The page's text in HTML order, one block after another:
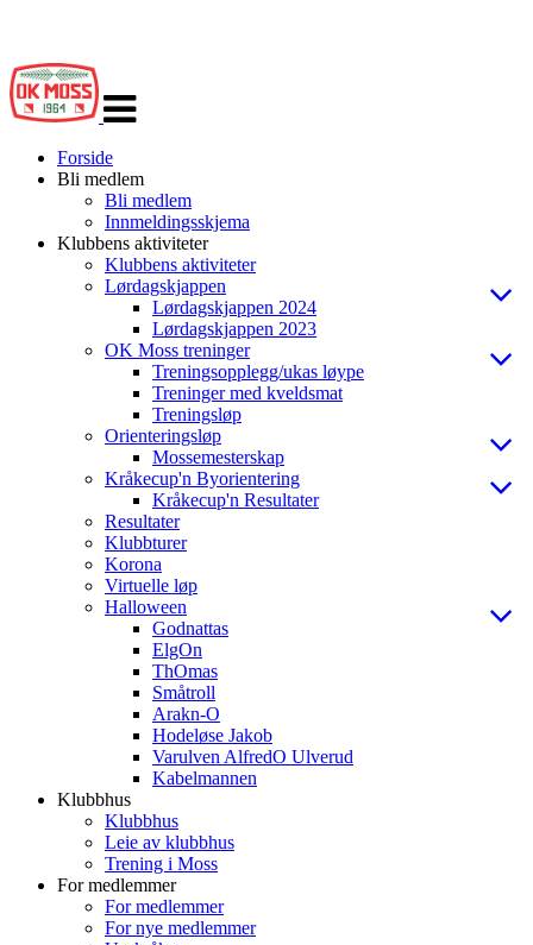
navigasjon
Forside
Bli medlem
Bli medlem
Innmeldingsskjema
Klubbens aktiviteter
Klubbens aktiviteter
Lørdagskjappen
Lørdagskjappen 2024
Lørdagskjappen 2023
OK Moss treninger
Treningsopplegg/ukas løype
Treninger med kveldsmat
Treningsløp
Orienteringsløp
Mossemesterskap
Kråkecup'n Byorientering
Kråkecup'n Resultater
Resultater
Klubbturer
Korona
Virtuelle løp
Halloween
Godnattas
ElgOn
ThOmas
Småtroll
Arakn-O
Hodeløse Jakob
Varulven AlfredO Ulverud
Kabelmannen
Klubbhus
Klubbhus
Leie av klubbhus
Trening i Moss
For medlemmer
For medlemmer
For nye medlemmer